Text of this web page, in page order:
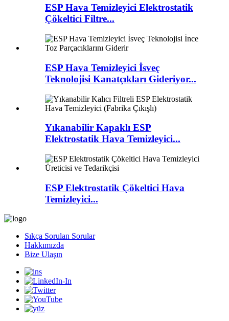
ESP Hava Temizleyici Elektrostatik
Çökeltici Filtre...
ESP Hava Temizleyici İsveç
Teknolojisi Kanatçıkları Gideriyor...
Yıkanabilir Kapaklı ESP
Elektrostatik Hava Temizleyici...
ESP Elektrostatik Çökeltici Hava
Temizleyici...
Sıkça Sorulan Sorular
Hakkımızda
Bize Ulaşın